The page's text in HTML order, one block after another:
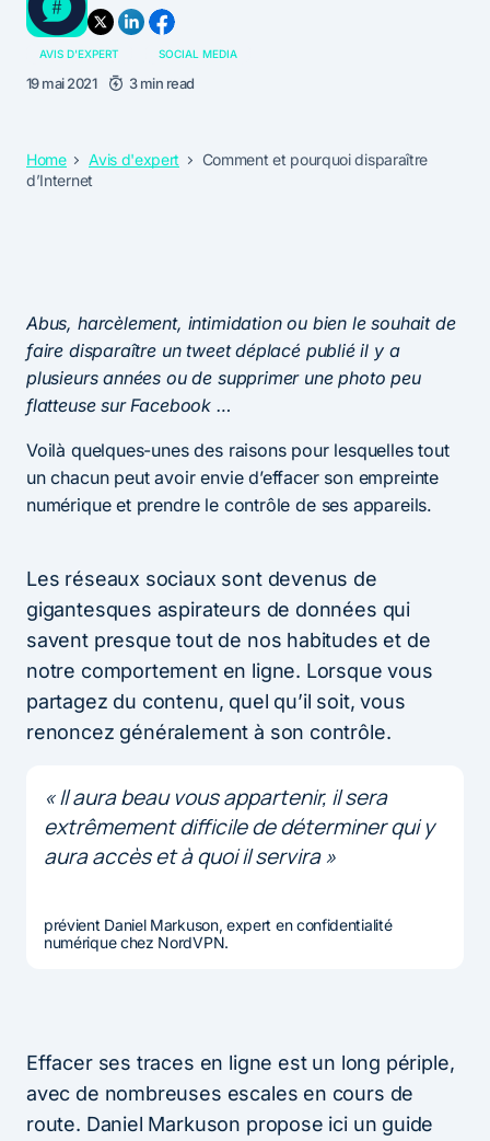
AVIS D'EXPERT SOCIAL MEDIA
19 mai 2021 3 min read
Home Avis d'expert
Comment et pourquoi disparaître
d’Internet
Abus, harcèlement, intimidation ou bien le souhait de
faire disparaître un tweet déplacé publié il y a
plusieurs années ou de supprimer une photo peu
flatteuse sur Facebook …
Voilà quelques-unes des raisons pour lesquelles tout
un chacun peut avoir envie d’effacer son empreinte
numérique et prendre le contrôle de ses appareils.
Les réseaux sociaux sont devenus de
gigantesques aspirateurs de données qui
savent presque tout de nos habitudes et de
notre comportement en ligne. Lorsque vous
partagez du contenu, quel qu’il soit, vous
renoncez généralement à son contrôle.
«Il aura beau vous appartenir, il sera
extrêmement difficile de déterminer qui y
aura accès et à quoi il servira»
prévient Daniel Markuson, expert en confidentialité
numérique chez NordVPN.
Effacer ses traces en ligne est un long périple,
avec de nombreuses escales en cours de
route. Daniel Markuson propose ici un guide